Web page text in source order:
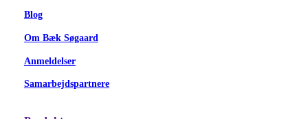
Blog
Om Bæk Søgaard
Anmeldelser
Samarbejdspartnere